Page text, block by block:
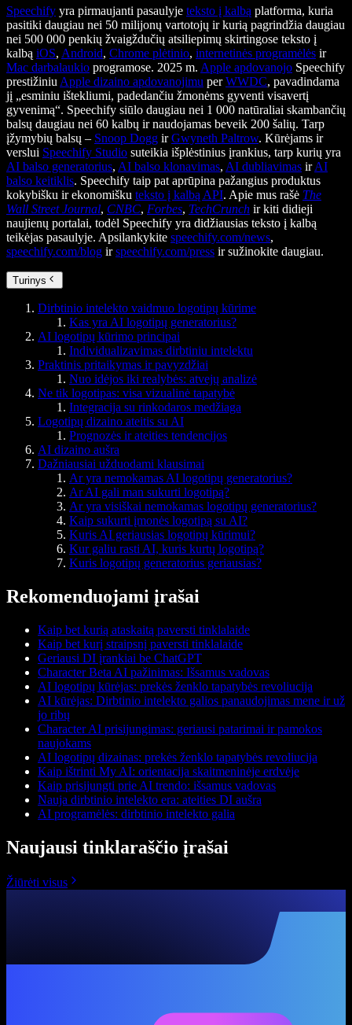
Speechify yra pirmaujanti pasaulyje teksto į kalbą platforma, kuria
pasitiki daugiau nei 50 milijonų vartotojų ir kurią pagrindžia daugiau
nei 500 000 penkių žvaigždučių atsiliepimų skirtingose teksto į
kalbą iOS, Android, Chrome plėtinio, internetinės programėlės ir
Mac darbalaukio programose. 2025 m. Apple apdovanojo Speechify
prestižiniu Apple dizaino apdovanojimu perWWDC, pavadindama
jį „esminiu ištekliumi, padedančiu žmonėms gyventi visavertį
gyvenimą“. Speechify siūlo daugiau nei 1 000 natūraliai skambančių
balsų daugiau nei 60 kalbų ir naudojamas beveik 200 šalių. Tarp
įžymybių balsų – Snoop Dogg irGwyneth Paltrow. Kūrėjams ir
verslui Speechify Studio suteikia išplėstinius įrankius, tarp kurių yra
AI balso generatorius, AI balso klonavimas, AI dubliavimas irAI
balso keitiklis. Speechify taip pat aprūpina pažangius produktus
kokybišku ir ekonomišku teksto į kalbą API. Apie mus rašė The
Wall Street Journal, CNBC, Forbes, TechCrunch ir kiti didieji
naujienų portalai, todėl Speechify yra didžiausias teksto į kalbą
teikėjas pasaulyje. Apsilankykite speechify.com/news,
speechify.com/blog irspeechify.com/press ir sužinokite daugiau.
Turinys
Dirbtinio intelekto vaidmuo logotipų kūrime
Kas yra AI logotipų generatorius?
AI logotipų kūrimo principai
Individualizavimas dirbtiniu intelektu
Praktinis pritaikymas ir pavyzdžiai
Nuo idėjos iki realybės: atvejų analizė
Ne tik logotipas: visa vizualinė tapatybė
Integracija su rinkodaros medžiaga
Logotipų dizaino ateitis su AI
Prognozės ir ateities tendencijos
AI dizaino aušra
Dažniausiai užduodami klausimai
Ar yra nemokamas AI logotipų generatorius?
Ar AI gali man sukurti logotipą?
Ar yra visiškai nemokamas logotipų generatorius?
Kaip sukurti įmonės logotipą su AI?
Kuris AI geriausias logotipų kūrimui?
Kur galiu rasti AI, kuris kurtų logotipą?
Kuris logotipų generatorius geriausias?
Rekomenduojami įrašai
Kaip bet kurią ataskaitą paversti tinklalaide
Kaip bet kurį straipsnį paversti tinklalaide
Geriausi DI įrankiai be ChatGPT
Character Beta AI pažinimas: Išsamus vadovas
AI logotipų kūrėjas: prekės ženklo tapatybės revoliucija
AI kūrėjas: Dirbtinio intelekto galios panaudojimas mene ir už
jo ribų
Character AI prisijungimas: geriausi patarimai ir pamokos
naujokams
AI logotipų dizainas: prekės ženklo tapatybės revoliucija
Kaip ištrinti My AI: orientacija skaitmeninėje erdvėje
Kaip prisijungti prie AI trendo: išsamus vadovas
Nauja dirbtinio intelekto era: ateities DI aušra
AI programėlės: dirbtinio intelekto galia
Naujausi tinklaraščio įrašai
Žiūrėti visus